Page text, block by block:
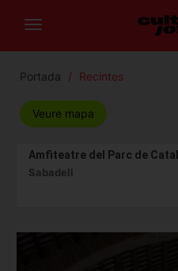
Portada Recintes
Veure mapa
Amfiteatre del Parc de
Sabadell